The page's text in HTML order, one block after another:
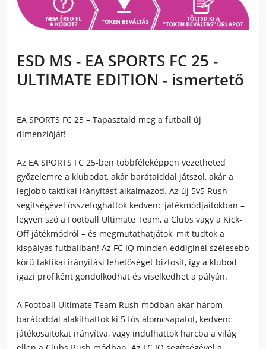
ESD MS - EA SPORTS FC 25 -
ULTIMATE EDITION - ismertető
EA SPORTS FC 25 – Tapasztald meg a futball új
dimenzióját!
Az EA SPORTS FC 25-ben többféleképpen vezetheted
győzelemre a klubodat, akár barátaiddal játszol, akár a
legjobb taktikai irányítást alkalmazod. Az új 5v5 Rush
segítségével összefoghattok kedvenc játékmódjaitokban –
legyen szó a Football Ultimate Team, a Clubs vagy a Kick-
Off játékmódról – és megmutathatjátok, mit tudtok a
kispályás futballban! Az FC IQ minden eddiginél szélesebb
körű taktikai irányítási lehetőséget biztosít, így a klubod
igazi profiként gondolkodhat és viselkedhet a pályán.
A Football Ultimate Team Rush módban akár három
barátoddal alakíthattok ki 5 fős álomcsapatot, kedvenc
játékosaitokat irányítva, vagy indulhattok harcba a világ